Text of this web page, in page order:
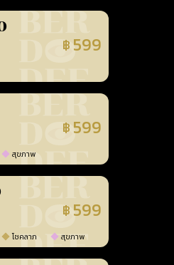
฿ 599
฿ 599
สุขภาพ
฿ 599
โชคลาภ สุขภาพ